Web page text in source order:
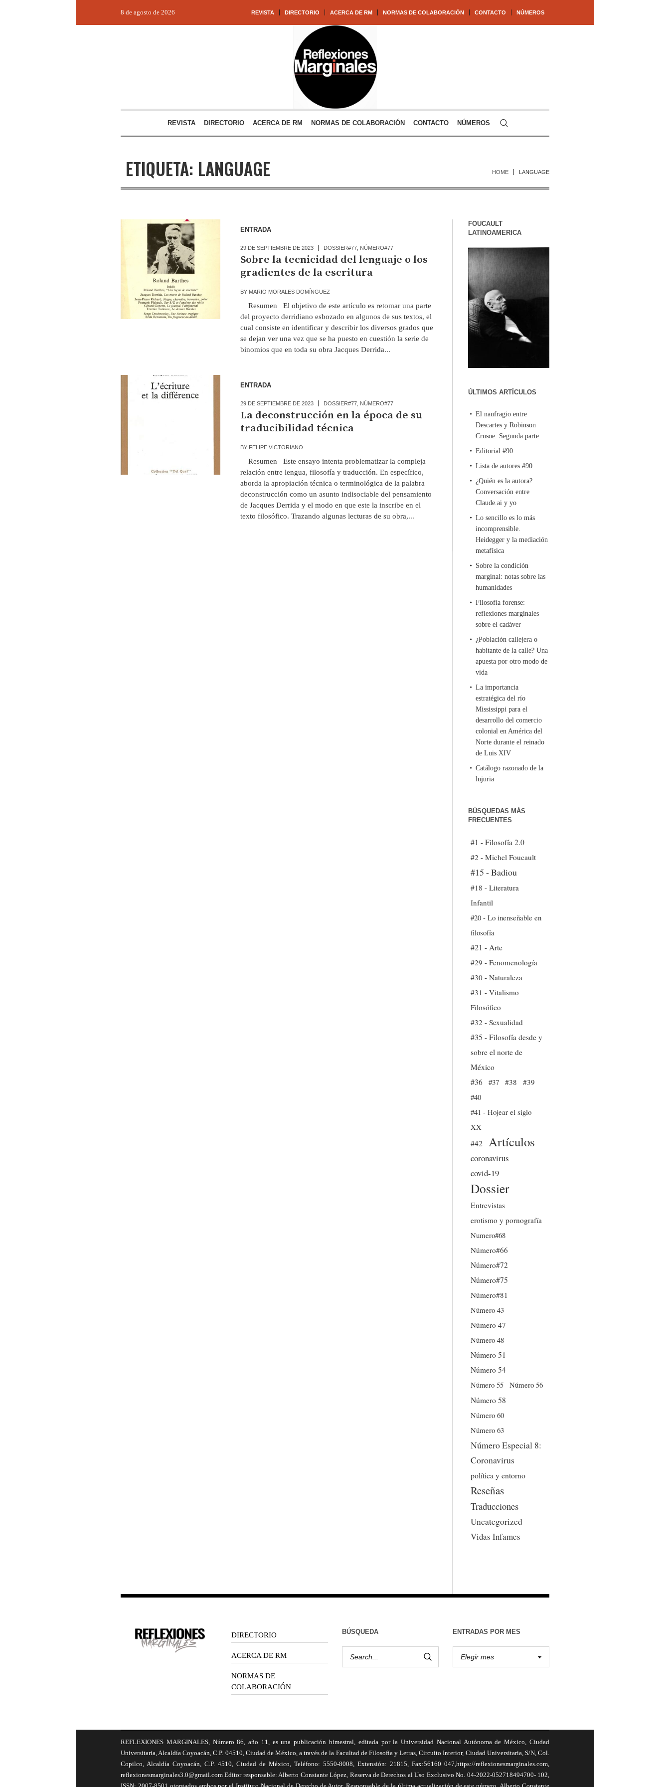
REVISTA DIRECTORIO ACERCA DE RM NORMAS DE COLABORACIÓN CONTACTO NÚMEROS
8 de agosto de 2026
REVISTA DIRECTORIO ACERCA DE RM NORMAS DE COLABORACIÓN CONTACTO NÚMEROS
ETIQUETA: LANGUAGE HOME LANGUAGE
ENTRADA
29 DE SEPTIEMBRE DE 2023 DOSSIER#77, NÚMERO#77
Sobre la tecnicidad del lenguaje o los
gradientes de la escritura
BY MARIO MORALES DOMÍNGUEZ
Resumen El objetivo de este artículo es retomar una parte
del proyecto derridiano esbozado en algunos de sus textos, el
cual consiste en identificar y describir los diversos grados que
se dejan ver una vez que se ha puesto en cuestión la serie de
binomios que en toda su obra Jacques Derrida...
ENTRADA
29 DE SEPTIEMBRE DE 2023 DOSSIER#77, NÚMERO#77
La deconstrucción en la época de su
traducibilidad técnica
BY FELIPE VICTORIANO
Resumen Este ensayo intenta problematizar la compleja
relación entre lengua, filosofía y traducción. En específico,
aborda la apropiación técnica o terminológica de la palabra
deconstrucción como un asunto indisociable del pensamiento
de Jacques Derrida y el modo en que este la inscribe en el
texto filosófico. Trazando algunas lecturas de su obra,...
FOUCAULT
LATINOAMERICA
ÚLTIMOS ARTÍCULOS
El naufragio entre
Descartes y Robinson
Crusoe. Segunda parte
Editorial #90
Lista de autores #90
¿Quién es la autora?
Conversación entre
Claude.ai y yo
Lo sencillo es lo más
incomprensible.
Heidegger y la mediación
metafísica
Sobre la condición
marginal: notas sobre las
humanidades
Filosofía forense:
reflexiones marginales
sobre el cadáver
¿Población callejera o
habitante de la calle? Una
apuesta por otro modo de
vida
La importancia
estratégica del río
Mississippi para el
desarrollo del comercio
colonial en América del
Norte durante el reinado
de Luis XIV
Catálogo razonado de la
lujuria
BÚSQUEDAS MÁS
FRECUENTES
#1 - Filosofía 2.0
#2 - Michel Foucault
#15 - Badiou
#18 - Literatura
Infantil
#20 - Lo inenseñable en
filosofía
#21 - Arte
#29 - Fenomenología
#30 - Naturaleza
#31 - Vitalismo
Filosófico
#32 - Sexualidad
#35 - Filosofía desde y
sobre el norte de
México
#36
#37 #38
#39
#40
#41 - Hojear el siglo
XX
#42
Artículos
coronavirus
covid-19
Dossier
Entrevistas
erotismo y pornografía
Numero#68
Número#66
Número#72
Número#75
Número#81
Número 43
Número 47
Número 48
Número 51
Número 54
Número 55
Número 56
Número 58
Número 60
Número 63
Número Especial 8:
Coronavirus
política y entorno
Reseñas
Traducciones
Uncategorized
Vidas Infames
DIRECTORIO
ACERCA DE RM
NORMAS DE
COLABORACIÓN
BÚSQUEDA ENTRADAS POR MES
REFLEXIONES MARGINALES, Número 86, año 11, es una publicación bimestral, editada por la Universidad Nacional Autónoma de México, Ciudad
Universitaria, Alcaldía Coyoacán, C.P. 04510, Ciudad de México, a través de la Facultad de Filosofía y Letras, Circuito Interior, Ciudad Universitaria, S/N, Col.
Copilco, Alcaldía Coyoacán, C.P. 4510, Ciudad de México, Teléfono: 5550-8008, Extensión: 21815, Fax:56160 047,https://reflexionesmarginales.com,
reflexionesmarginales3.0@gmail.com Editor responsable: Alberto Constante López, Reserva de Derechos al Uso Exclusivo No. 04-2022-052718494700- 102,